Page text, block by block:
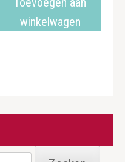
winkelwagen